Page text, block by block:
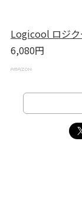
Logicool ロジク
6,080円